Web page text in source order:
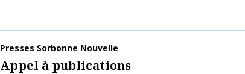
Publication name
Presses Sorbonne Nouvelle
Appel à publications